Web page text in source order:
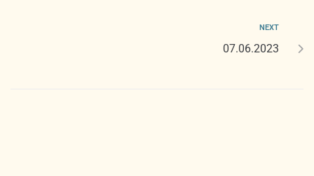
NEXT
07.06.2023